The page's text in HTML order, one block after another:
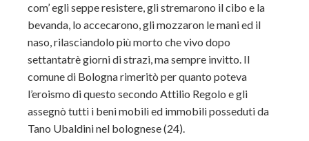
com’ egli seppe resistere, gli stremarono il cibo e la
bevanda, lo accecarono, gli mozzaron le mani ed il
naso, rilasciandolo più morto che vivo dopo
settantatrè giorni di strazi, ma sempre invitto. Il
comune di Bologna rimeritò per quanto poteva
l’eroismo di questo secondo Attilio Regolo e gli
assegnò tutti i beni mobili ed immobili posseduti da
Tano Ubaldini nel bolognese (24).